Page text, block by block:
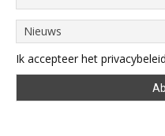
Ik accepteer het privacybeleid